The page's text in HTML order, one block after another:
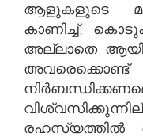
ആളുകളുടെ
കാണിച്ച്,
അല്ലാതെ
രഹസ്യത്തിൽ